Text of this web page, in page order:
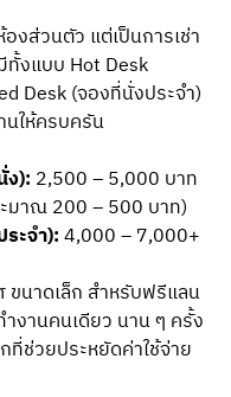
องส่วนตัว แต่เป็นการเช่า
งแบบ Hot Desk
Desk (จองที่นั่งประจำ)
ให้ครบครัน
ง): 2,500 – 5,000 บาท
มาณ 200 – 500 บาท)
ะจำ):4,000 – 7,000+
ขนาดเล็ก สำหรับฟรีแลน
งานคนเดียว นาน ๆ ครั้ง
ที่ช่วยประหยัดค่าใช้จ่าย